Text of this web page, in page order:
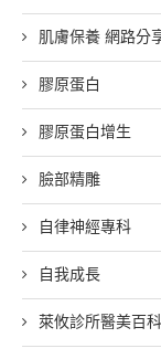
肌膚保養 網路分
膠原蛋白
膠原蛋白增生
臉部精雕
自律神經專科
自我成長
萊攸診所醫美百科